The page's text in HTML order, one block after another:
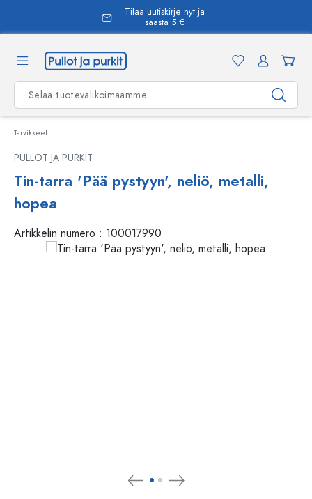
Tilaa uutiskirje nyt ja
säästä 5 €
Tarvikkeet
PULLOT JA PURKIT
Tin-tarra 'Pää pystyyn', neliö, metalli,
hopea
Artikkelin numero : 100017990